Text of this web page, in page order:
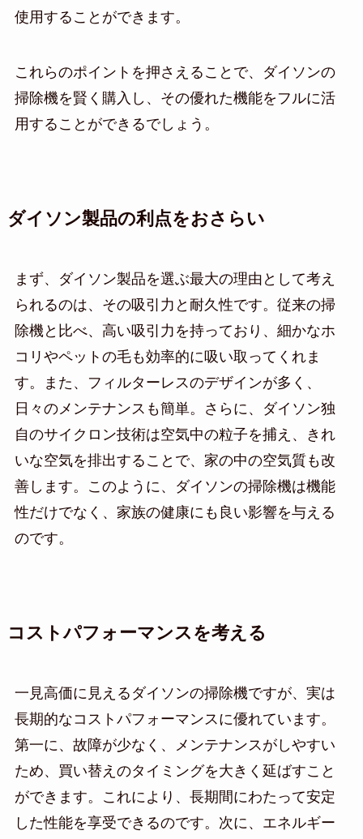
使用することができます。
これらのポイントを押さえることで、ダイソンの
掃除機を賢く購入し、その優れた機能をフルに活
用することができるでしょう。
ダイソン製品の利点をおさらい
まず、ダイソン製品を選ぶ最大の理由として考え
られるのは、その吸引力と耐久性です。従来の掃
除機と比べ、高い吸引力を持っており、細かなホ
コリやペットの毛も効率的に吸い取ってくれま
す。また、フィルターレスのデザインが多く、
日々のメンテナンスも簡単。さらに、ダイソン独
自のサイクロン技術は空気中の粒子を捕え、きれ
いな空気を排出することで、家の中の空気質も改
善します。このように、ダイソンの掃除機は機能
性だけでなく、家族の健康にも良い影響を与える
のです。
コストパフォーマンスを考える
一見高価に見えるダイソンの掃除機ですが、実は
長期的なコストパフォーマンスに優れています。
第一に、故障が少なく、メンテナンスがしやすい
ため、買い替えのタイミングを大きく延ばすこと
ができます。これにより、長期間にわたって安定
した性能を享受できるのです。次に、エネルギー